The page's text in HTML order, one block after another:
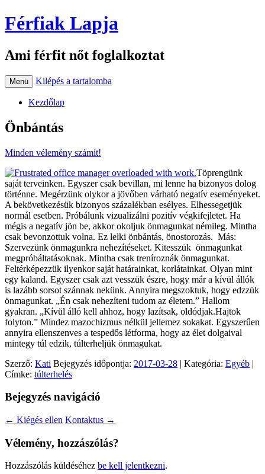
Férfiak Lapja
Ami férfit nőt foglalkoztat
Menü Kilépés a tartalomba
Kezdőlap
Önbántás
Minden vélemény számít!
Töprengünk
saját terveinken. Egyszer csak bevillan, mi lenne ha bizonyos dolog
történne. Megérzünk olykor a jövőben várható negatív eseményeket.
A bekövetkezésük bizonyos százalékban esélyes. Elhessegetjük
normál esetben. Próbálunk vizualizálni pozitív végkifejletet. Ha
mégis a negatív jön be, akkor okoljuk önmagunkat némileg. Mintha
csak bevonzottuk volna. Ez lelki önbántás, önostorozás. Más:
Szervezünk önmagunkra nehezítéseket. Kitesszük önmagunkat
megpróbáltatásoknak. Mintha csak treníroznák önmagunkat.
Feltérképezzük ilyenkor saját határainkat, korlátainkat. Olyan mint
egy kaland. Egyszer csak azt vesszük észre, hogy már a kívül állók
is lazább sorsot szánnak nekünk. Annyira megszoktuk, hogy edzzük
önmagunkat. „Én csak nehezíteni tudom az életem.” Hallom
gyakran. „Kívül álló kell ahhoz, hogy lazítsak, oldódjak.Hajtok
folyton.” Mindez mazochizmus nélkül jellemez sokakat. Egyszerűen
annyira ellenszenves a tespedős létforma, hogy az élet dolgaival
mintegy túl edzik, túlterheljük önmagukat.
Szerző: Kati Bejegyzés időpontja: 2017-03-28 | Kategória: Egyéb |
Címke: túlterhelés
Bejegyzés navigáció
← Kiégés ellen Kontaktus →
Vélemény, hozzászólás?
Hozzászólás küldéséhez be kell jelentkezni.